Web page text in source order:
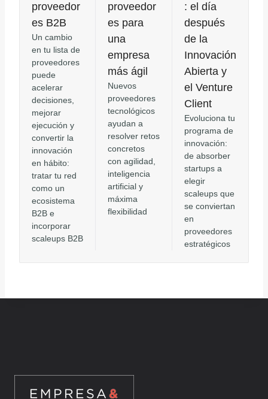
proveedor
es B2B
Un cambio
en tu lista de
proveedores
puede
acelerar
decisiones,
mejorar
ejecución y
convertir la
innovación
en hábito:
tratar tu red
como un
ecosistema
B2B e
incorporar
scaleups B2B
proveedor
es para
una
empresa
más ágil
Nuevos
proveedores
tecnológicos
ayudan a
resolver retos
concretos
con agilidad,
inteligencia
artificial y
máxima
flexibilidad
: el día
después
de la
Innovación
Abierta y
el Venture
Client
Evoluciona tu
programa de
innovación:
de absorber
startups a
elegir
scaleups que
se conviertan
en
proveedores
estratégicos